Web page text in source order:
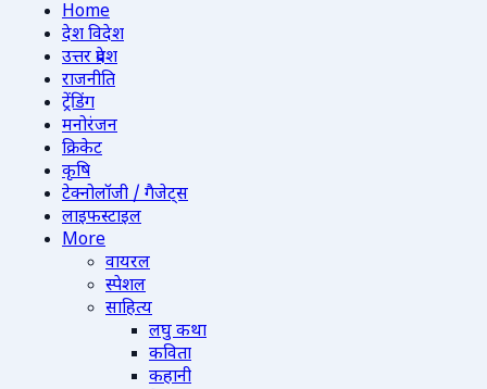
Home
देश विदेश
उत्तर प्रदेश
राजनीति
ट्रेंडिंग
मनोरंजन
क्रिकेट
कृषि
टेक्नोलॉजी / गैजेट्स
लाइफस्टाइल
More
वायरल
स्पेशल
साहित्य
लघु कथा
कविता
कहानी